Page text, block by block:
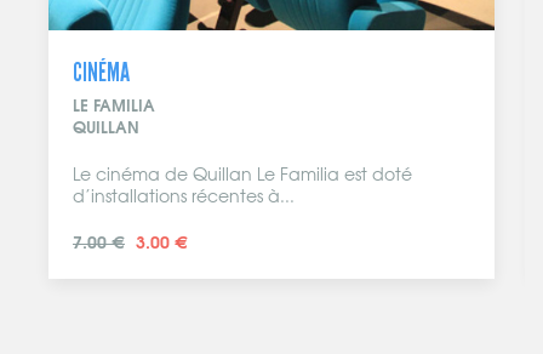
MAISON GUINOT
Viens découvrir l’univers des bulles et de
l’effervescence. Blanquette et Crémant...
A partir de 3.50 €